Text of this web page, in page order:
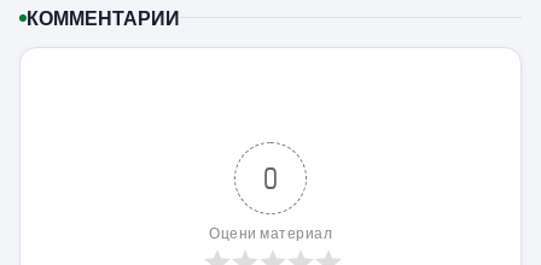
КОММЕНТАРИИ
0
Оцени материал